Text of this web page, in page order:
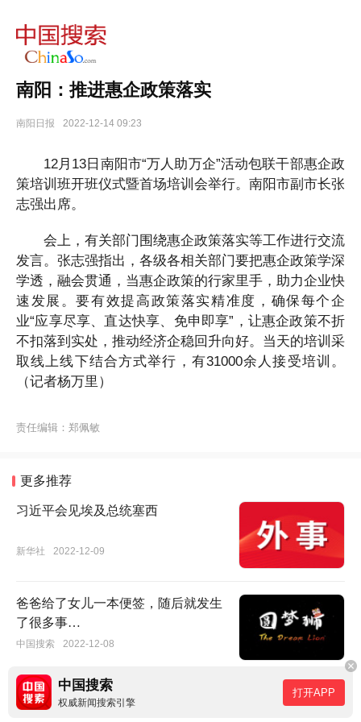
月
13
日
南
阳
助
万
企”活
动
包
联
干
部
惠
政
策
训
班
班
式
暨
首
培
训
南阳：推进惠企政策落实
南阳日报 2022-12-14 09:23
12月13日南阳市“万人助万企”活动包联干部惠企政
策培训班开班仪式暨首场培训会举行。南阳市副市长张
志强出席。
会上，有关部门围绕惠企政策落实等工作进行交流
发言。张志强指出，各级各相关部门要把惠企政策学深
学透，融会贯通，当惠企政策的行家里手，助力企业快
速发展。要有效提高政策落实精准度，确保每个企
业“应享尽享、直达快享、免申即享”，让惠企政策不折
不扣落到实处，推动经济企稳回升向好。当天的培训采
取线上线下结合方式举行，有31000余人接受培训。
（记者杨万里）
责任编辑： 郑佩敏
更多推荐
习近平会见埃及总统塞西
新华社 2022-12-09
爸爸给了女儿一本便签，随后就发生
了很多事…
中国搜索 2022-12-08
中国搜索
权威新闻搜索引擎
打开APP